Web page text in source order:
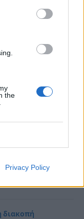
the
Privacy Policy
ΔΗΜΟΥ
παράσυρση –
παιδιού
Προχωρά,
το Πράσινο
Πολεοδομικού
Κτηματολόγιο
διακοπή